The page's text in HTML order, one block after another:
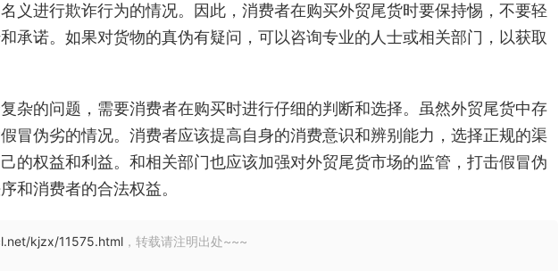
义进行欺诈行为的情况。因此，消费者在购买外贸尾货时要保持惕，不要轻
承诺。如果对货物的真伪有疑问，可以咨询专业的人士或相关部门，以获取
杂的问题，需要消费者在购买时进行仔细的判断和选择。虽然外贸尾货中存
冒伪劣的情况。消费者应该提高自身的消费意识和辨别能力，选择正规的渠
的权益和利益。和相关部门也应该加强对外贸尾货市场的监管，打击假冒伪
和消费者的合法权益。
kjzx/11575.html ，转载请注明出处~~~